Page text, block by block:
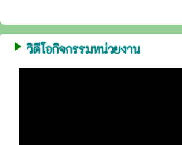
play_arrow วิดีโอกิจกรรมหน่วยงาน